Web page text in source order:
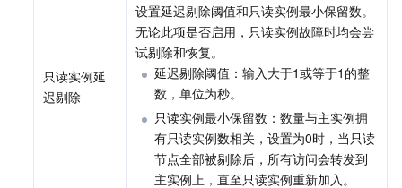
只读实例延
迟剔除
设置延迟剔除阈值和只读实例最小保留数。
无论此项是否启用，只读实例故障时均会尝
试剔除和恢复。
延迟剔除阈值：输入大于1或等于1的整
数，单位为秒。
只读实例最小保留数：数量与主实例拥
有只读实例数相关，设置为0时，当只读
节点全部被剔除后，所有访问会转发到
主实例上，直至只读实例重新加入。